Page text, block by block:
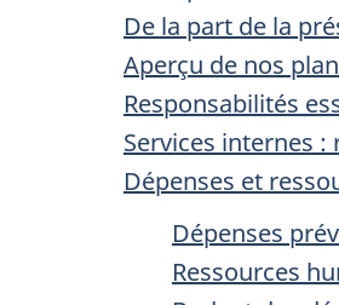
De la part de la
Aperçu de nos
Responsabilités
Services internes
Dépenses et
Dépenses
Ressources